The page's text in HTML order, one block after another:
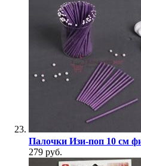
Палочки Изи-поп 10 см
279 руб.